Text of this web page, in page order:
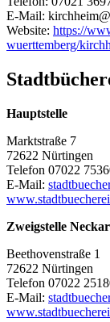
E-Mail:
Website: https://
wuerttemberg/
Hauptstelle
Marktstraße 7
72622 Nürtingen
Telefon 07022
E-Mail:
Zweigstelle
Beethovenstraße 1
72622 Nürtingen
Telefon 07022
E-Mail: